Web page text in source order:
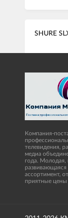
SHURE
Компания-
телевидения,
медиа
года. Молодая,
ассортимент,
приятные цены